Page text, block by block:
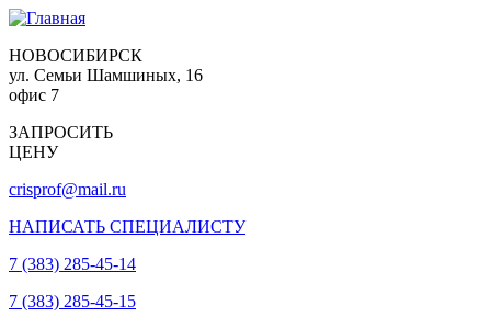
НОВОСИБИРСК
ул. Семьи Шамшиных, 16
офис 7
ЗАПРОСИТЬ
ЦЕНУ
crisprof@mail.ru
НАПИСАТЬ СПЕЦИАЛИСТУ
7 (383) 285-45-14
7 (383) 285-45-15